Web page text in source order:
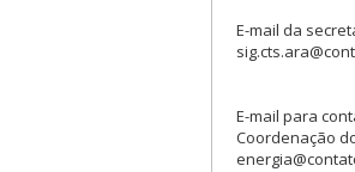
E-mail da
E-mail para
Coordenação